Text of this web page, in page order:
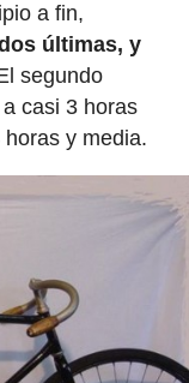
a fin,
últimas, y
segundo
casi 3 horas
y media.